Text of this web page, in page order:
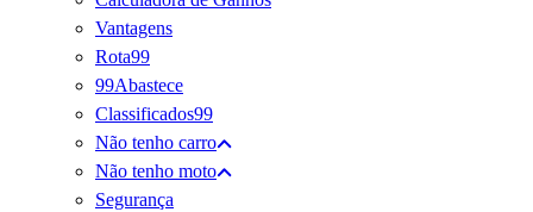
Vantagens
Rota99
99Abastece
Classificados99
Não tenho carro
Não tenho moto
Segurança